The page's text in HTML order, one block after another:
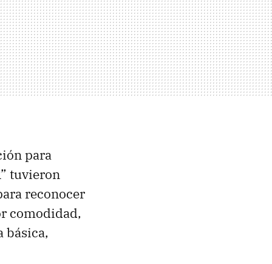
para
tuvieron
reconocer
comodidad,
básica,